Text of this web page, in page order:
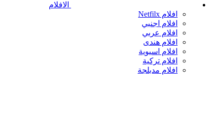
الافلام
افلام Netfilx
افلام اجنبي
افلام عربي
افلام هندى
افلام اسيوية
افلام تركية
افلام مدبلجة